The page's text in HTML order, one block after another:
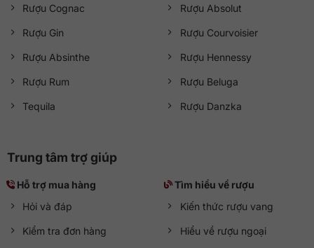
Rượu Cognac
Rượu Gin
Rượu Absinthe
Rượu Rum
Tequila
Rượu Absolut
Rượu Courvoisier
Rượu Hennessy
Rượu Beluga
Rượu Danzka
Trung tâm trợ giúp
Hỗ trợ mua hàng
Hỏi và đáp
Kiểm tra đơn hàng
Tìm hiểu về rượu
Kiến thức rượu vang
Hiểu về rượu ngoại